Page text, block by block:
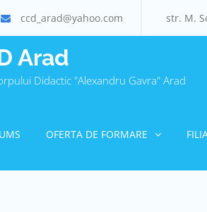
ccd_arad@yahoo.com str. M.
Arad
Didactic "Alexandru Gavra" Arad
OFERTA DE FORMARE